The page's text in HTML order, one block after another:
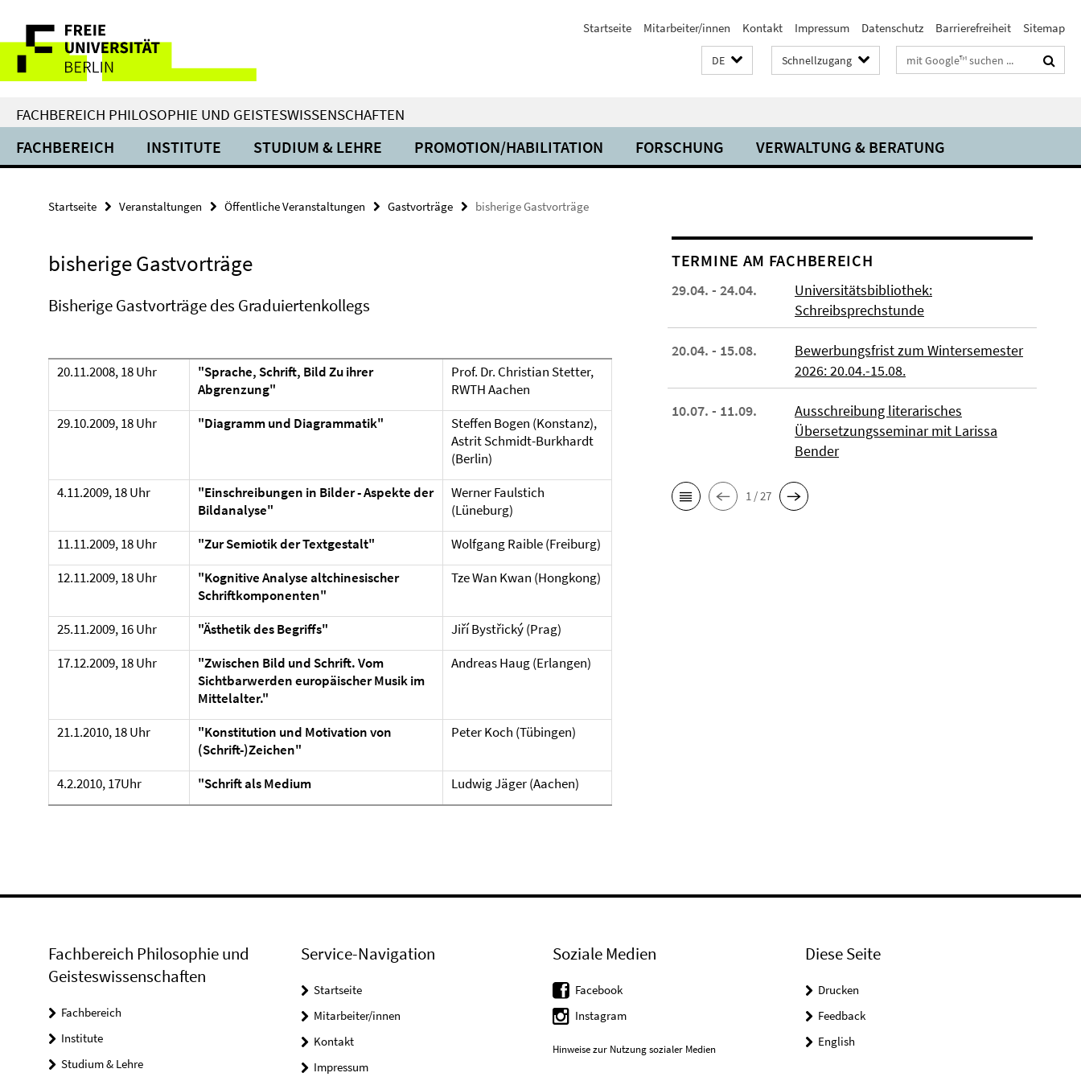
direkt
Inhalt
Service-
Navigation
Startseite Mitarbeiter/innen Kontakt Impressum Datenschutz Barrierefreiheit Sitemap
DE Schnellzugang Suchbegriffe
FACHBEREICH PHILOSOPHIE UND GEISTESWISSENSCHAFTEN
FACHBEREICH INSTITUTE STUDIUM & LEHRE PROMOTION/HABILITATION FORSCHUNG VERWALTUNG & BERATUNG
Startseite Veranstaltungen Öffentliche Veranstaltungen Gastvorträge bisherige Gastvorträge
bisherige Gastvorträge
Bisherige Gastvorträge des Graduiertenkollegs
20.11.2008, 18 Uhr "Sprache, Schrift, Bild Zu ihrer
Abgrenzung"
Prof. Dr. Christian Stetter,
RWTH Aachen
29.10.2009, 18 Uhr
"Diagramm und Diagrammatik"
Steffen Bogen (Konstanz),
Astrit Schmidt-Burkhardt
(Berlin)
4.11.2009, 18 Uhr
"Einschreibungen in Bilder - Aspekte der
Bildanalyse"
Werner Faulstich
(Lüneburg)
11.11.2009, 18 Uhr
"Zur Semiotik der Textgestalt"
Wolfgang Raible (Freiburg)
12.11.2009, 18 Uhr
"Kognitive Analyse altchinesischer
Schriftkomponenten"
Tze Wan Kwan (Hongkong)
25.11.2009, 16 Uhr "Ästhetik des Begriffs"
Jiří Bystřický (Prag)
17.12.2009, 18 Uhr
"Zwischen Bild und Schrift. Vom
Sichtbarwerden europäischer Musik im
Mittelalter."
Andreas Haug (Erlangen)
21.1.2010, 18 Uhr
"Konstitution und Motivation von
(Schrift-)Zeichen"
Peter Koch (Tübingen)
4.2.2010, 17Uhr "Schrift als Medium Ludwig Jäger (Aachen)
TERMINE AM FACHBEREICH
29.04. - 24.04.
Universitätsbibliothek:
Schreibsprechstunde
20.04. - 15.08.
Bewerbungsfrist zum Wintersemester
2026: 20.04.-15.08.
10.07. - 11.09.
Ausschreibung literarisches
Übersetzungsseminar mit Larissa
Bender
1 / 27
Fachbereich Philosophie und
Geisteswissenschaften
Fachbereich
Institute
Studium & Lehre
Service-Navigation
Startseite
Mitarbeiter/innen
Kontakt
Impressum
Soziale Medien
Facebook
Instagram
Hinweise zur Nutzung sozialer Medien
Diese Seite
Drucken
Feedback
English